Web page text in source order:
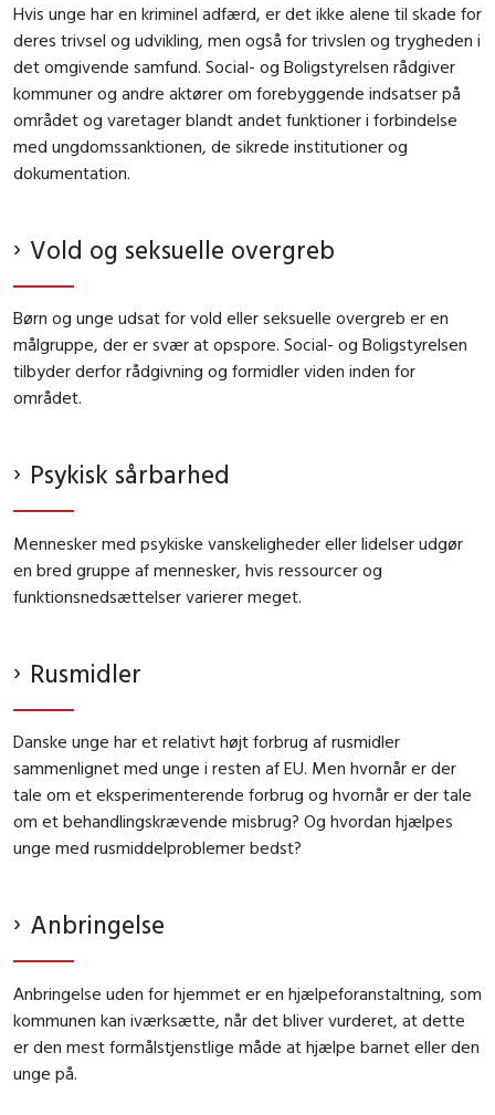
Hvis unge har en kriminel adfærd, er det ikke alene til skade for
deres trivsel og udvikling, men også for trivslen og trygheden i
det omgivende samfund. Social- og Boligstyrelsen rådgiver
kommuner og andre aktører om forebyggende indsatser på
området og varetager blandt andet funktioner i forbindelse
med ungdomssanktionen, de sikrede institutioner og
dokumentation.
Vold og seksuelle overgreb
Børn og unge udsat for vold eller seksuelle overgreb er en
målgruppe, der er svær at opspore. Social- og Boligstyrelsen
tilbyder derfor rådgivning og formidler viden inden for
området.
Psykisk sårbarhed
Mennesker med psykiske vanskeligheder eller lidelser udgør
en bred gruppe af mennesker, hvis ressourcer og
funktionsnedsættelser varierer meget.
Rusmidler
Danske unge har et relativt højt forbrug af rusmidler
sammenlignet med unge i resten af EU. Men hvornår er der
tale om et eksperimenterende forbrug og hvornår er der tale
om et behandlingskrævende misbrug? Og hvordan hjælpes
unge med rusmiddelproblemer bedst?
Anbringelse
Anbringelse uden for hjemmet er en hjælpeforanstaltning, som
kommunen kan iværksætte, når det bliver vurderet, at dette
er den mest formålstjenstlige måde at hjælpe barnet eller den
unge på.